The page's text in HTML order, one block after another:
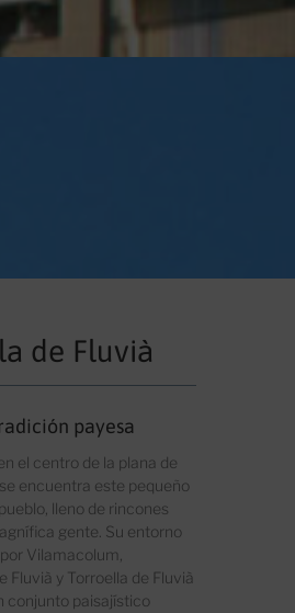
de Fluvià
payesa
el centro de la plana de
se encuentra este pequeño
lleno de rincones
gente. Su entorno
Vilamacolum,
Fluvià y Torroella de Fluvià
conjunto paisajístico